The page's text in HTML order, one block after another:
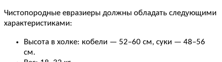
Чистопородные евразиеры должны обладать следующими
характеристиками:
Высота в холке: кобели — 52–60 см, суки — 48–56
см.